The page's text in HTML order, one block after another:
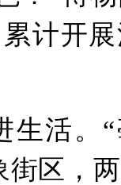
计开
生活。
街区，